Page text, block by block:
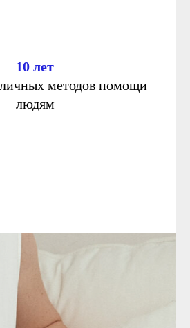
10 лет
методов помощи
людям